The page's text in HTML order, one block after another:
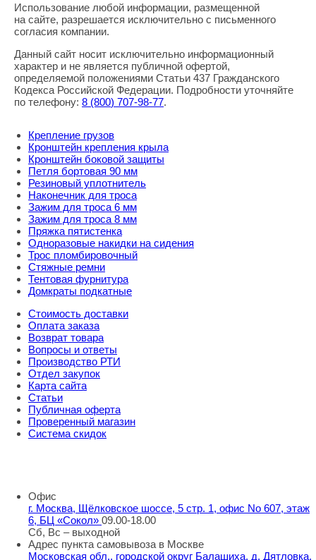
Правовая информация
Использование любой информации, размещенной
на сайте, разрешается исключительно с письменного
согласия компании.
Данный сайт носит исключительно информационный
характер и не является публичной офертой,
определяемой положениями Статьи 437 Гражданского
Кодекса Российской Федерации. Подробности уточняйте
по телефону: 8 (800) 707-98-77.
Крепление грузов
Кронштейн крепления крыла
Кронштейн боковой защиты
Петля бортовая 90 мм
Резиновый уплотнитель
Наконечник для троса
Зажим для троса 6 мм
Зажим для троса 8 мм
Пряжка пятистенка
Одноразовые накидки на сидения
Трос пломбировочный
Стяжные ремни
Тентовая фурнитура
Домкраты подкатные
Стоимость доставки
Оплата заказа
Возврат товара
Вопросы и ответы
Производство РТИ
Отдел закупок
Карта сайта
Статьи
Публичная оферта
Проверенный магазин
Система скидок
Офис
г. Москва, Щёлковское шоссе, 5 стр. 1, офис No 607, этаж
6, БЦ «Сокол» 09.00-18.00
Сб, Вс – выходной
Адрес пункта самовывоза в Москве
Московская обл., городской округ Балашиха, д. Дятловка,